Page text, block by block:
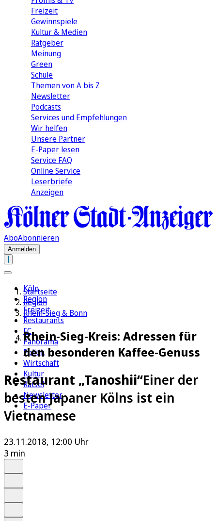
Freizeit
Gewinnspiele
Kultur & Medien
Ratgeber
Meinung
Green
Schule
Themen von A bis Z
Newsletter
Podcasts
Services und Empfehlungen
Wir helfen
Unsere Partner
E-Paper lesen
Service FAQ
Online Service
Leserbriefe
Anzeigen
AboAbonnieren
Anmelden
Köln
Region
Freizeit
Restaurants
FC
Panorama
Politik
Wirtschaft
Kultur
Rätsel
Newsletter
E-Paper
Startseite
Region
Rhein-Sieg & Bonn
Rhein-Sieg-Kreis: Adressen für
den besonderen Kaffee-Genuss
Restaurant „Tanoshii“Einer der
besten Japaner Kölns ist ein
Vietnamese
23.11.2018, 12:00 Uhr
3 min